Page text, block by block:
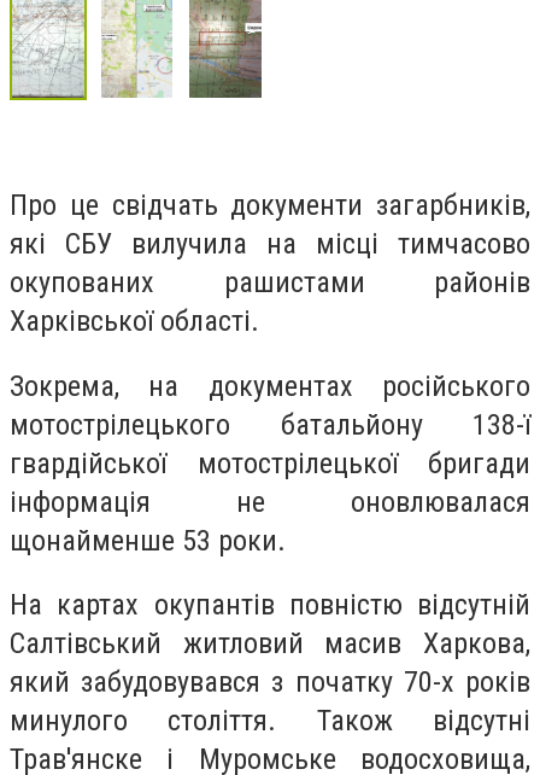
Про це свідчать документи загарбників,
які СБУ вилучила на місці тимчасово
окупованих рашистами районів
Харківської області.
Зокрема, на документах російського
мотострілецького батальйону 138-ї
гвардійської мотострілецької бригади
інформація не оновлювалася
щонайменше 53 роки.
На картах окупантів повністю відсутній
Салтівський житловий масив Харкова,
який забудовувався з початку 70-х років
минулого століття. Також відсутні
Трав'янске і Муромське водосховища,